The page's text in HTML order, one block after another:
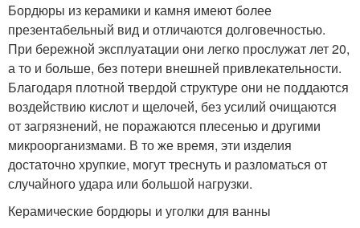
Бордюры из керамики и камня имеют более
презентабельный вид и отличаются долговечностью.
При бережной эксплуатации они легко прослужат лет 20,
а то и больше, без потери внешней привлекательности.
Благодаря плотной твердой структуре они не поддаются
воздействию кислот и щелочей, без усилий очищаются
от загрязнений, не поражаются плесенью и другими
микроорганизмами. В то же время, эти изделия
достаточно хрупкие, могут треснуть и разломаться от
случайного удара или большой нагрузки.
Керамические бордюры и уголки для ванны